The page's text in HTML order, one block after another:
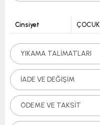
Cinsiyet ÇOCUK
YIKAMA TALIMATLARI
İADE VE DEĞIŞIM
ÖDEME VE TAKSIT